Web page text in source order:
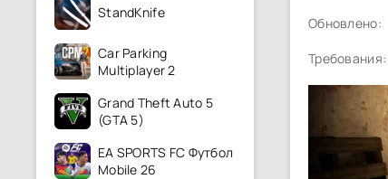
Обновлено:
Требования:
StandKnife
Car Parking
Multiplayer 2
Grand Theft Auto 5
(GTA 5)
EA SPORTS FC Футбол
Mobile 26